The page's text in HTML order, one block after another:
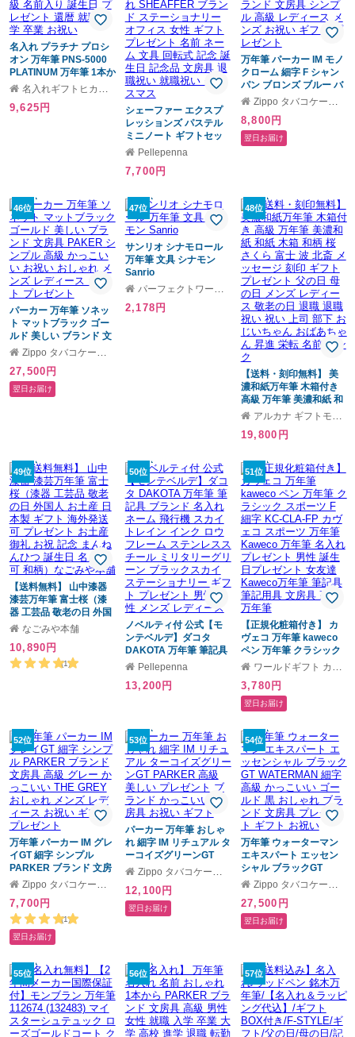
名入れ プラチナ プロシ
オン 万年筆 PNS-5000
PLATINUM 万年筆 1本か
ら 名入れ無料 万年筆 プ
誕生日 プレゼント 還暦
名入れギフトヒカリ屋
9,625円
シェーファー エクスプ
レッションズ パステル
ミニノート ギフトセッ
ト 万年筆 ボールペン 高
SHEAFFER ブランド ス
ス 女性 ギフト プレゼン
ト 名前 ネーム 文具 回転
式 記念 誕生日 記念品 文
房具 退職祝い 就職祝い
クリスマス
Pellepenna
7,700円
万年筆 パーカー IM モノ
クローム 細字 F シャン
パン ブロンズ ブルー バ
ーガンディ PARKER お
シンプル 高級 レディー
ス メンズ お祝い ギフト
プレゼント
Zippo タバコケース 喫煙具のハヤミ
8,800円
翌日お届け
46位
パーカー 万年筆 ソネッ
ト マットブラック ゴー
ルド 美しい ブランド 文
房具 PAKER シンプル
おしゃれ メンズ レディ
ース ギフト プレゼント
Zippo タバコケース 喫煙具のハヤミ
27,500円
翌日お届け
47位
サンリオ シナモロール
万年筆 文具 シナモン
Sanrio
パーフェクトワールドトーキョー
2,178円
48位
【送料・刻印無料】 美
濃和紙万年筆 木箱付き
高級 万年筆 美濃和紙 和
紙 木箱 和柄 桜 さくら
刻印 ギフト プレゼント
ディース 敬老の日 退職
退職祝い 祝い 上司 部下
おじいちゃん おばあち
ゃん 昇進 栄転 名前 イン
ク
アルカナ ギフトモール店
19,800円
49位
【送料無料】 山中漆器
漆芸万年筆 富士桜（漆
器 工芸品 敬老の日 外国
人 お土産 日本製 ギフト
お土産 御礼 お祝 記念 ま
んねんひつ 誕生日 名入
なごみや本舗
10,890円
(1)
50位
ノベルティ付 公式【モ
ンテベルデ】ダコタ
DAKOTA 万年筆 筆記具
ブランド 名入れ ネーム
インク ロウフレーム ス
クスカイ ステーショナ
リー ギフト プレゼント
男性 女性 メンズ レディ
ース
Pellepenna
13,200円
51位
【正規化粧箱付き】 カ
ヴェコ 万年筆 kaweco
ペン 万年筆 クラシック
スポーツ F 細字 KC-
ツ 万年筆 Kaweco 万年
筆 名入れ プレゼント 男
性 誕生日プレゼント 女
友達 Kaweco万年筆 筆
記具 筆記用具 文房具 高
級 万年筆
ワールドギフト カヴァティーナ
3,780円
翌日お届け
52位
万年筆 パーカー IM グレ
イGT 細字 シンプル
PARKER ブランド 文房
具 高級 グレー かっこい
メンズ レディース お祝
い ギフト プレゼント
Zippo タバコケース 喫煙具のハヤミ
7,700円
(1)
翌日お届け
53位
パーカー 万年筆 おしゃ
れ 細字 IM リチュアル タ
ーコイズグリーンGT
PARKER 高級 美しい プ
こいい 文房具 お祝い ギ
フト
Zippo タバコケース 喫煙具のハヤミ
12,100円
翌日お届け
54位
万年筆 ウォーターマン
エキスパート エッセン
シャル ブラックGT
WATERMAN 細字 高級
おしゃれ ブランド 文房
具 プレゼント ギフト お
祝い
Zippo タバコケース 喫煙具のハヤミ
27,500円
翌日お届け
55位 56位 57位